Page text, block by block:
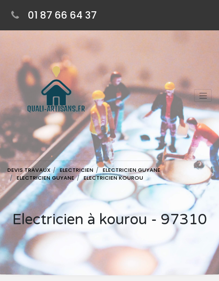
01 87 66 64 37
DEVIS TRAVAUX ELECTRICIEN
ELECTRICIEN GUYANE
ELECTRICIEN GUYANE
ELECTRICIEN KOUROU
Electricien à kourou - 97310